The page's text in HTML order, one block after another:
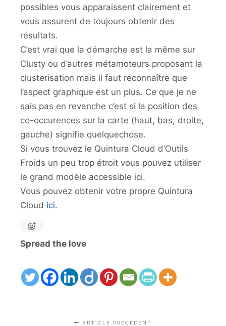
possibles vous apparaissent clairement et
vous assurent de toujours obtenir des
résultats.
C’est vrai que la démarche est la même sur
Clusty ou d’autres métamoteurs proposant la
clusterisation mais il faut reconnaître que
l’aspect graphique est un plus. Ce que je ne
sais pas en revanche c’est si la position des
co-occurences sur la carte (haut, bas, droite,
gauche) signifie quelquechose.
Si vous trouvez le Quintura Cloud d’Outils
Froids un peu trop étroit vous pouvez utiliser
le grand modèle accessible ici.
Vous pouvez obtenir votre propre Quintura
Cloud ici.
Spread the love
ARTICLE PRÉCÉDENT